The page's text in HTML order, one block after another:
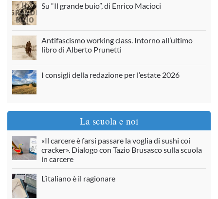
Su “Il grande buio”, di Enrico Macioci
Antifascismo working class. Intorno all’ultimo
libro di Alberto Prunetti
I consigli della redazione per l’estate 2026
La scuola e noi
«Il carcere è farsi passare la voglia di sushi coi
cracker». Dialogo con Tazio Brusasco sulla scuola
in carcere
L’italiano è il ragionare